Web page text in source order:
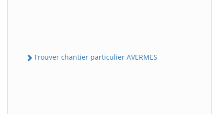
Trouver chantier particulier AVERMES